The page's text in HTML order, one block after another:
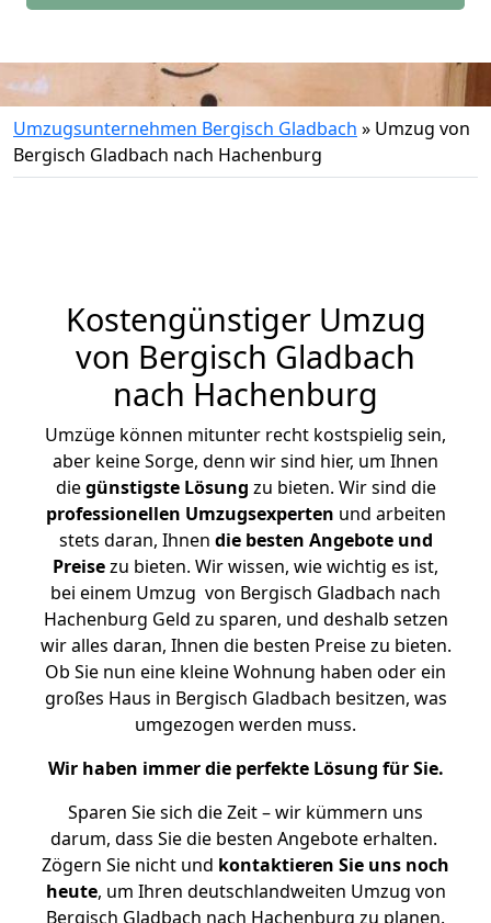
Umzugsunternehmen Bergisch Gladbach » Umzug von
Bergisch Gladbach nach Hachenburg
Kostengünstiger Umzug
von Bergisch Gladbach
nach Hachenburg
Umzüge können mitunter recht kostspielig sein,
aber keine Sorge, denn wir sind hier, um Ihnen
diegünstigste Lösung zu bieten. Wir sind die
professionellen Umzugsexperten und arbeiten
stets daran, Ihnen die besten Angebote und
Preisezu bieten. Wir wissen, wie wichtig es ist,
bei einem Umzug von Bergisch Gladbach nach
Hachenburg Geld zu sparen, und deshalb setzen
wir alles daran, Ihnen die besten Preise zu bieten.
Ob Sie nun eine kleine Wohnung haben oder ein
großes Haus in Bergisch Gladbach besitzen, was
umgezogen werden muss.
Wir haben immer die perfekte Lösung für Sie.
Sparen Sie sich die Zeit – wir kümmern uns
darum, dass Sie die besten Angebote erhalten.
Zögern Sie nicht und kontaktieren Sie uns noch
heute, um Ihren deutschlandweiten Umzug von
Bergisch Gladbach nach Hachenburg zu planen.